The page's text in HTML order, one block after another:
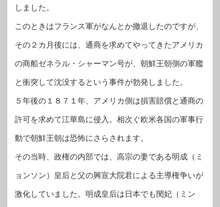
しました。
このときはフランス軍がなんとか撤退したのですが、
その２カ月後には、通商を求めてやってきたアメリカ
の商船ゼネラル・シャーマン号が、朝鮮王朝側の軍艦
と衝突して沈没するという事件が勃発しました。
５年後の１８７１年、アメリカ側は損害賠償と通商の
許可を求めて江華島に侵入。相次ぐ欧米各国の軍事行
動で朝鮮王朝は恐怖にさらされます。
その当時、政権の内部では、高宗の妻である明成（ミ
ョンソン）皇后と父の興宣大院君による主導権争いが
激化していました。明成皇后は日本でも閔妃（ミン